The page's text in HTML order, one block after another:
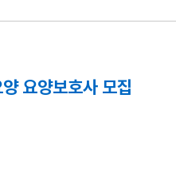
요양보호사 모집